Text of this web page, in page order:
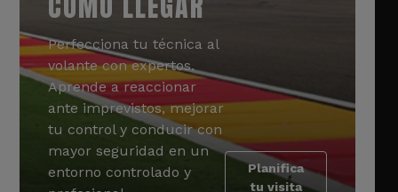
Perfecciona tu técnica al
volante con expertos.
Aprende a reaccionar
ante imprevistos, mejorar
tu control y conducir con
mayor seguridad en un
entorno controlado y
Planifica
tu visita